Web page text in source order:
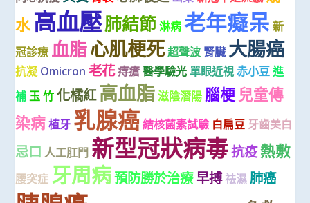
水 高血壓肺結節 淋病 老年癡呆 新
冠診療 血脂心肌梗死超聲波 腎臟 大腸癌
抗凝 Omicron 老花痔瘡 醫學驗光 單眼近視 赤小豆 進
補 玉 竹 化橘紅高血脂 滋陰潛陽 腦梗 兒童傳
染病 植牙 乳腺癌 結核菌素試驗 白扁豆 牙齒美白
忌口 人工肛門 新型冠狀病毒抗疫熱敷
腰突症 牙周病預防勝於治療早搏祛濕 肺癌